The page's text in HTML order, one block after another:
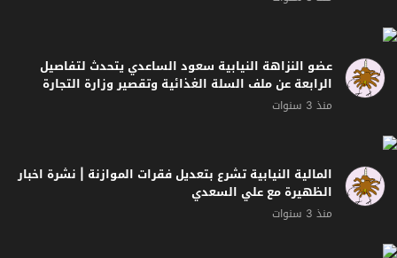
المالية النيابية تشرع بتعديل فقرات الموازنة | نشرة اخبار
الظهيرة مع علي السعدي
منذ 3 سنوات
بــ”وابل من الرصاص”… مشاجرة بين أقارب تنتهي بمقتل
طفل
منذ 3 سنوات